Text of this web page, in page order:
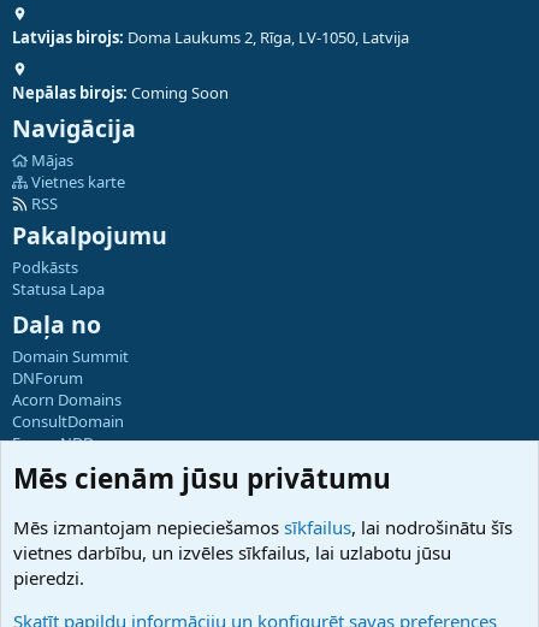
Latvijas birojs: Doma Laukums 2, Rīga, LV-1050, Latvija
Nepālas birojs: Coming Soon
Navigācija
Mājas
Vietnes karte
RSS
Pakalpojumu
Podkāsts
Statusa Lapa
Daļa no
Domain Summit
DNForum
Acorn Domains
ConsultDomain
ForumNDD
Domainforum.ro
27.be
Hostmaria
Atbalsts
Palīdzība
Mēs cienām jūsu privātumu
Mēs izmantojam nepieciešamos sīkfailus, lai nodrošinātu šīs
vietnes darbību, un izvēles sīkfailus, lai uzlabotu jūsu
pieredzi.
Skatīt papildu informāciju un konfigurēt savas preferences